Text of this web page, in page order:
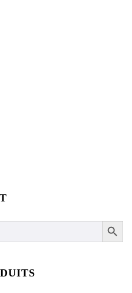
SEARCH